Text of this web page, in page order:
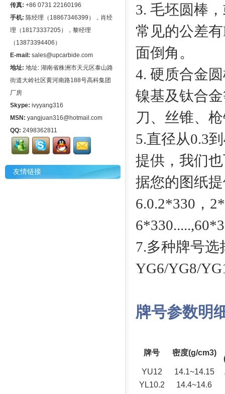
传真: +86 0731 22160196
手机: 陈经理（18867346399），肖经
理（18173337205），黎经理
（13873394406）
E-mail: sales@upcarbide.com
地址: 地址: 湖南省株洲市天元区泰山路
街道大岭社区黄河南路188号高科集团
厂房
Skype: ivyyang316
MSN: yangjuan316@hotmail.com
QQ: 2498362811
友情链接
3. 毛坯圆棒
常见的公差
面倒角。
4. 硬质合金
镍基及钛合
刀、丝锥、
5.直径从0.3
提供，我们
据您的图纸
6.0.2*330，
7.多种牌号选
YG6/YG8/
牌号参数明
牌号 密度(g/cm3)
YU12
14.1~14.15
YL10.2
14.4~14.6